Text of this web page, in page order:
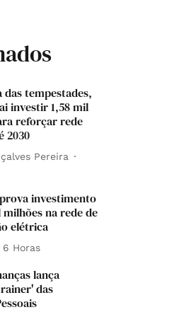
das tempestades,
investir 1,58 mil
reforçar rede
2030
Pereira
investimento
milhões na rede de
elétrica
6 Horas
lança
das